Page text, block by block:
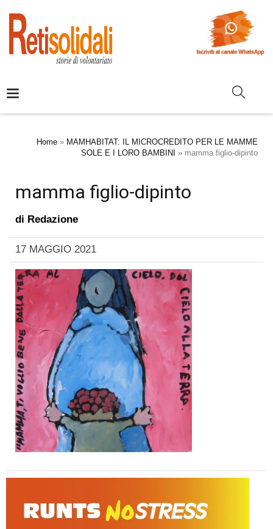
Home » MAMHABITAT: IL MICROCREDITO PER LE MAMME
SOLE E I LORO BAMBINI » mamma figlio-dipinto
mamma figlio-dipinto
di Redazione
17 MAGGIO 2021